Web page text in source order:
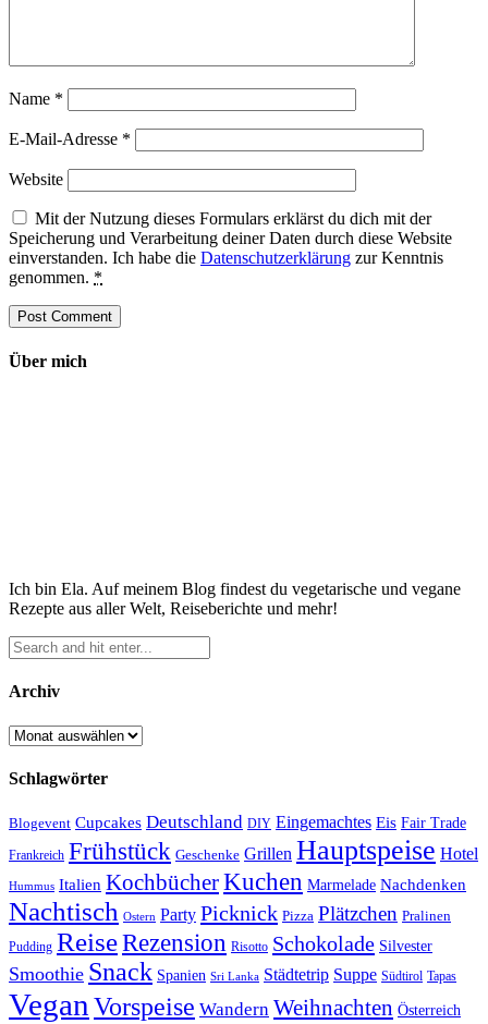
Name *
E-Mail-Adresse *
Website
Mit der Nutzung dieses Formulars erklärst du dich mit der
Speicherung und Verarbeitung deiner Daten durch diese Website
einverstanden. Ich habe die Datenschutzerklärung zur Kenntnis
genommen. *
Über mich
Ich bin Ela. Auf meinem Blog findest du vegetarische und vegane
Rezepte aus aller Welt, Reiseberichte und mehr!
Archiv
Archiv
Schlagwörter
Blogevent Cupcakes Deutschland DIY Eingemachtes Eis Fair Trade
Frankreich Frühstück Geschenke Grillen Hauptspeise Hotel
Hummus Italien KochbücherKuchen Marmelade Nachdenken
Nachtisch Ostern Party Picknick Pizza Plätzchen Pralinen
Pudding ReiseRezension Risotto Schokolade Silvester
Smoothie Snack Spanien Sri Lanka Städtetrip Suppe Südtirol Tapas
Vegan Vorspeise Wandern Weihnachten Österreich